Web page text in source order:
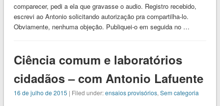
comparecer, pedi a ela que gravasse o audio. Registro recebido,
escrevi ao Antonio solicitando autorização pra compartilha-lo.
Obviamente, nenhuma objeção. Publiquei-o em seguida no …
Ciência comum e laboratórios
cidadãos – com Antonio Lafuente
16 de julho de 2015 | Filed under:ensaios provisórios, Sem categoria